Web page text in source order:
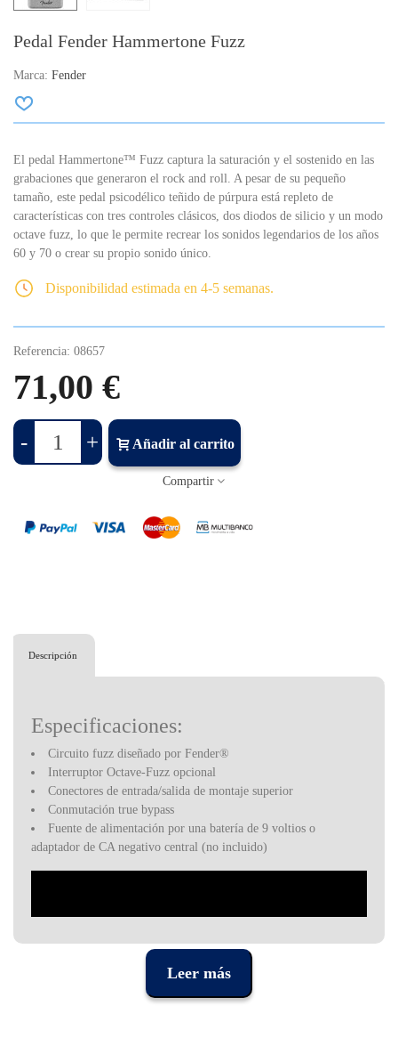
Pedal Fender Hammertone Fuzz
Marca: Fender
El pedal Hammertone™ Fuzz captura la saturación y el sostenido en las
grabaciones que generaron el rock and roll. A pesar de su pequeño
tamaño, este pedal psicodélico teñido de púrpura está repleto de
características con tres controles clásicos, dos diodos de silicio y un modo
octave fuzz, lo que le permite recrear los sonidos legendarios de los años
60 y 70 o crear su propio sonido único.
Disponibilidad estimada en 4-5 semanas.
Referencia: 08657
71,00 €
- + Añadir al carrito
Compartir
Descripción
Especificaciones:
Circuito fuzz diseñado por Fender®
Interruptor Octave-Fuzz opcional
Conectores de entrada/salida de montaje superior
Conmutación true bypass
Fuente de alimentación por una batería de 9 voltios o
adaptador de CA negativo central (no incluido)
Leer más